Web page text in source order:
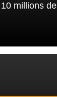
millions de